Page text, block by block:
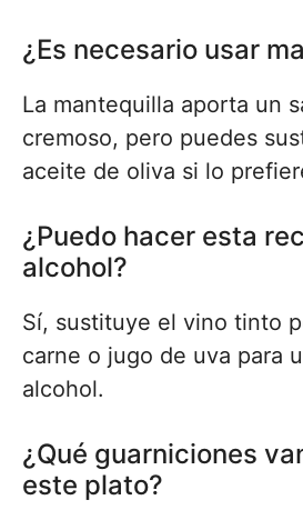
¿Es necesario usar
La mantequilla aporta un
cremoso, pero puedes
aceite de oliva si lo
¿Puedo hacer esta
alcohol?
Sí, sustituye el vino tinto
carne o jugo de uva para
alcohol.
¿Qué guarniciones
este plato?